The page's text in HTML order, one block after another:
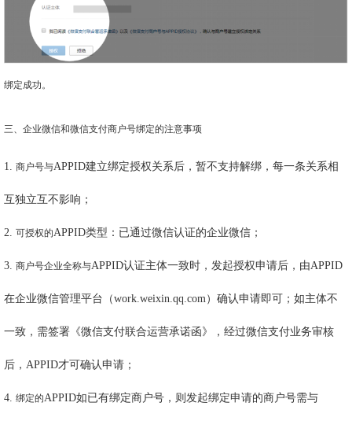
绑定成功。
三、企业微信和微信支付商户号绑定的注意事项
1. 商户号与APPID建立绑定授权关系后，暂不支持解绑，每一条关系相
互独立互不影响；
2. 可授权的APPID类型：已通过微信认证的企业微信；
3. 商户号企业全称与APPID认证主体一致时，发起授权申请后，由APPID
在企业微信管理平台（work.weixin.qq.com）确认申请即可；如主体不
一致，需签署《微信支付联合运营承诺函》，经过微信支付业务审核
后，APPID才可确认申请；
4. 绑定的APPID如已有绑定商户号，则发起绑定申请的商户号需与